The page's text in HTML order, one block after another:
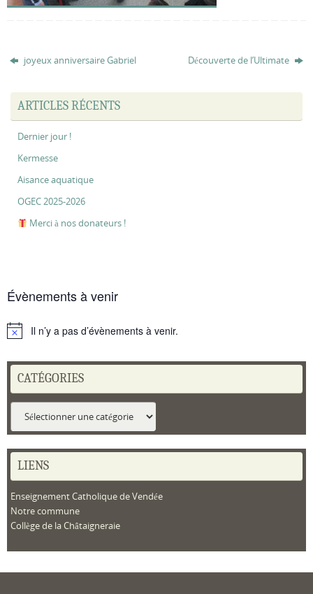
joyeux anniversaire Gabriel Découverte de l’Ultimate
ARTICLES RÉCENTS
Dernier jour !
Kermesse
Aisance aquatique
OGEC 2025-2026
Merci à nos donateurs !
Évènements à venir
NoticeIl n’y a pas d’évènements à venir.
CATÉGORIES
LIENS
Enseignement Catholique de Vendée
Notre commune
Collège de la Châtaigneraie